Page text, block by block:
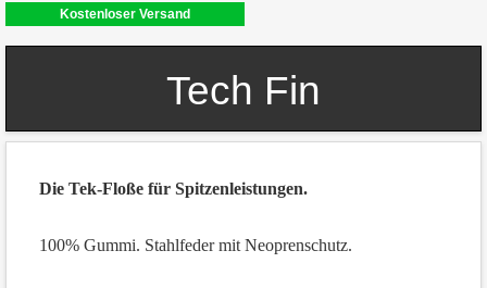
Kostenloser Versand
Tech Fin
Die Tek-Floße für Spitzenleistungen.
100% Gummi. Stahlfeder mit Neoprenschutz.